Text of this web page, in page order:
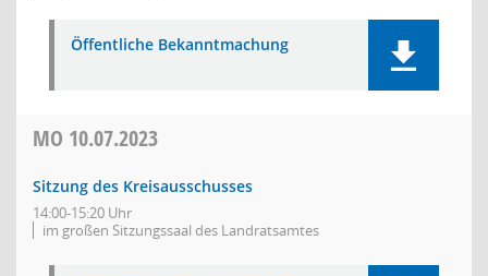
Öffentliche Bekanntmachung
MO 10.07.2023
Sitzung des Kreisausschusses
14:00-15:20 Uhr
im großen Sitzungssaal des Landratsamtes